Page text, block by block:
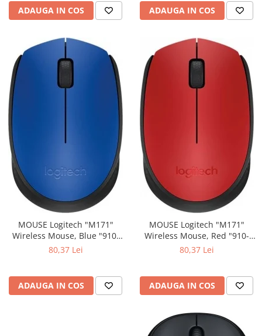
ADAUGA IN COS ADAUGA IN COS
MOUSE Logitech "M171"
Wireless Mouse, Blue "910-
80,37 Lei
ADAUGA IN COS
MOUSE Logitech "M171"
Wireless Mouse, Red "910-
80,37 Lei
ADAUGA IN COS